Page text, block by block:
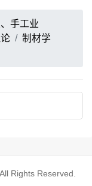
手工业
制材学
. All Rights Reserved.